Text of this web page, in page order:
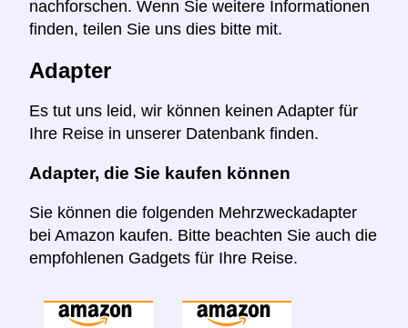
nachforschen. Wenn Sie weitere Informationen
finden, teilen Sie uns dies bitte mit.
Adapter
Es tut uns leid, wir können keinen Adapter für
Ihre Reise in unserer Datenbank finden.
Adapter, die Sie kaufen können
Sie können die folgenden Mehrzweckadapter
bei Amazon kaufen. Bitte beachten Sie auch die
empfohlenen Gadgets für Ihre Reise.